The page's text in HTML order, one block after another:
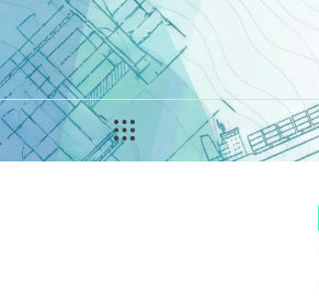
Перейти
содержимому